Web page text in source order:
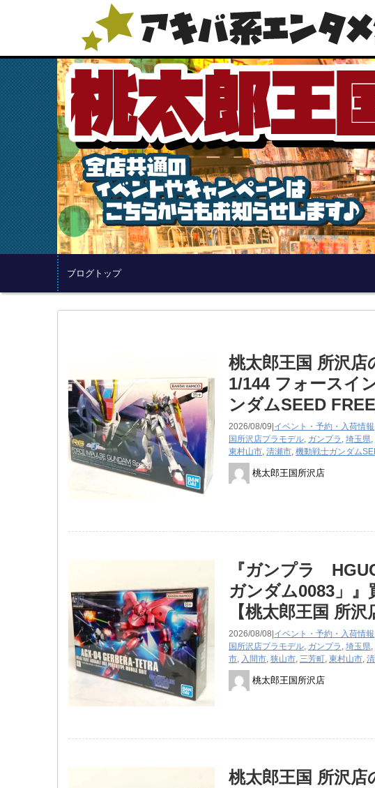
ブログトップ
桃太郎王国 所沢
1/144 フォースイ
ンダムSEED
2026/08/09| イベント・予約・入荷情報
国所沢店プラモデル, ガンプラ , 埼玉県,
東村山市, 清瀬市, 機動戦士ガンダム
桃太郎王国所沢店
『ガンプラ
ガンダム0083」
【桃太郎王国 所
2026/08/08| イベント・予約・入荷情報
国所沢店プラモデル, ガンプラ , 埼玉県,
市, 入間市, 狭山市, 三芳町, 東村山市,
桃太郎王国所沢店
桃太郎王国 所沢